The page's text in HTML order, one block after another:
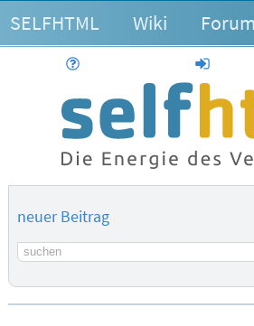
SELFHTML Wiki Forum
neuer Beitrag
Suchbegriff